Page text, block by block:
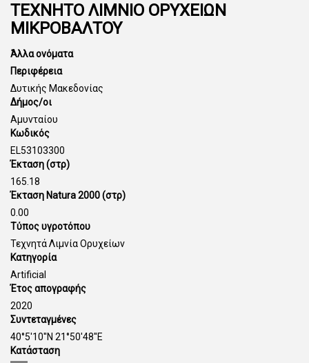
ΤΕΧΝΗΤΟ ΛΙΜΝΙΟ ΟΡΥΧΕΙΩΝ
ΜΙΚΡΟΒΑΛΤΟΥ
Άλλα ονόματα
Περιφέρεια
Δυτικής Μακεδονίας
Δήμος/οι
Αμυνταίου
Κωδικός
EL53103300
Έκταση (στρ)
165.18
Έκταση Natura 2000 (στρ)
0.00
Τύπος υγροτόπου
Τεχνητά Λιμνία Ορυχείων
Κατηγορία
Artificial
Έτος απογραφής
2020
Συντεταγμένες
40°5'10''N 21°50'48''E
Κατάσταση